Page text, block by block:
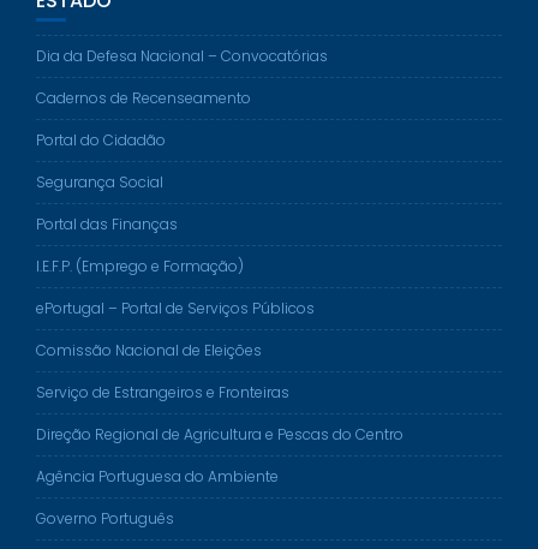
Dia da Defesa Nacional – Convocatórias
Cadernos de Recenseamento
Portal do Cidadão
Segurança Social
Portal das Finanças
I.E.F.P. (Emprego e Formação)
ePortugal – Portal de Serviços Públicos
Comissão Nacional de Eleições
Serviço de Estrangeiros e Fronteiras
Direção Regional de Agricultura e Pescas do Centro
Agência Portuguesa do Ambiente
Governo Português